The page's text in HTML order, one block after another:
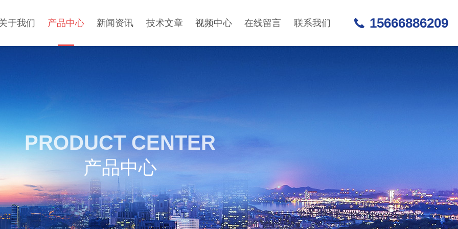
于我们 产品中心 新闻资讯 技术文章 视频中心 在线留言 联系我们 15666886209
PRODUCT CENTER
产品中心